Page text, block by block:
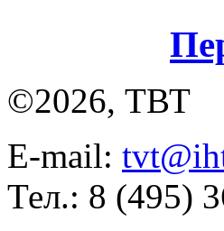
©2026, ТВТ
E-mail:
Тел.: 8 (495)